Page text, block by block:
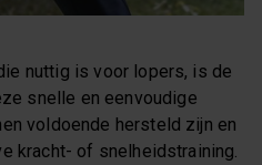
nuttig is voor lopers, is de
snelle en eenvoudige
voldoende hersteld zijn en
kracht- of snelheidstraining.